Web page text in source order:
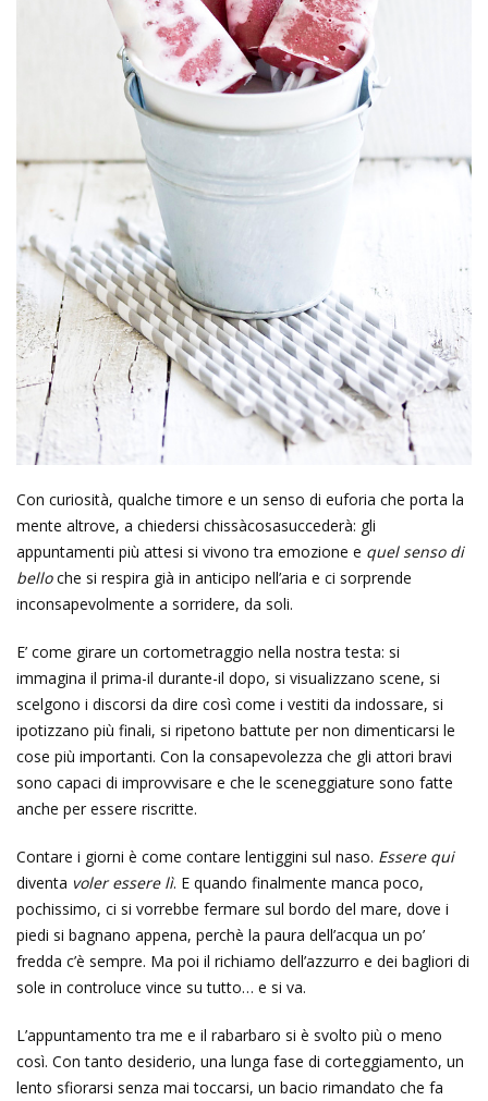
Con curiosità, qualche timore e un senso di euforia che porta la
mente altrove, a chiedersi chissàcosasuccederà: gli
appuntamenti più attesi si vivono tra emozione e quel senso di
belloche si respira già in anticipo nell’aria e ci sorprende
inconsapevolmente a sorridere, da soli.
E’ come girare un cortometraggio nella nostra testa: si
immagina il prima-il durante-il dopo, si visualizzano scene, si
scelgono i discorsi da dire così come i vestiti da indossare, si
ipotizzano più finali, si ripetono battute per non dimenticarsi le
cose più importanti. Con la consapevolezza che gli attori bravi
sono capaci di improvvisare e che le sceneggiature sono fatte
anche per essere riscritte.
Contare i giorni è come contare lentiggini sul naso. Essere qui
diventa voler essere lì. E quando finalmente manca poco,
pochissimo, ci si vorrebbe fermare sul bordo del mare, dove i
piedi si bagnano appena, perchè la paura dell’acqua un po’
fredda c’è sempre. Ma poi il richiamo dell’azzurro e dei bagliori di
sole in controluce vince su tutto… e si va.
L’appuntamento tra me e il rabarbaro si è svolto più o meno
così. Con tanto desiderio, una lunga fase di corteggiamento, un
lento sfiorarsi senza mai toccarsi, un bacio rimandato che fa